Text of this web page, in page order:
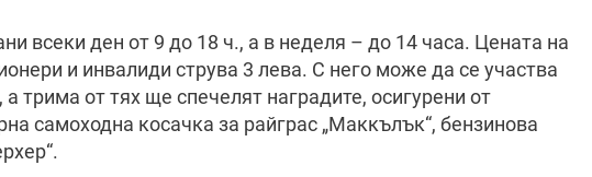
всеки ден от 9 до 18 ч., а в неделя – до 14 часа. Цената на
и инвалиди струва 3 лева. С него може да се участва
трима от тях ще спечелят наградите, осигурени от
самоходна косачка за райграс „Маккълък“, бензинова